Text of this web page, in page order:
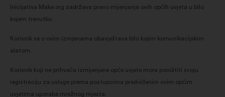
Inicijativa Make.org zadržava pravo mijenjanja ovih općih uvjeta u bilo
kojem trenutku.
Korisnik se o ovim izmjenama obavještava bilo kojim komunikacijskim
alatom.
Korisnik koji ne prihvaća izmijenjene opće uvjete mora poništiti svoju
registraciju za usluge prema postupcima predviđenim ovim općim
uvjetima uporabe mrežnog mjesta.